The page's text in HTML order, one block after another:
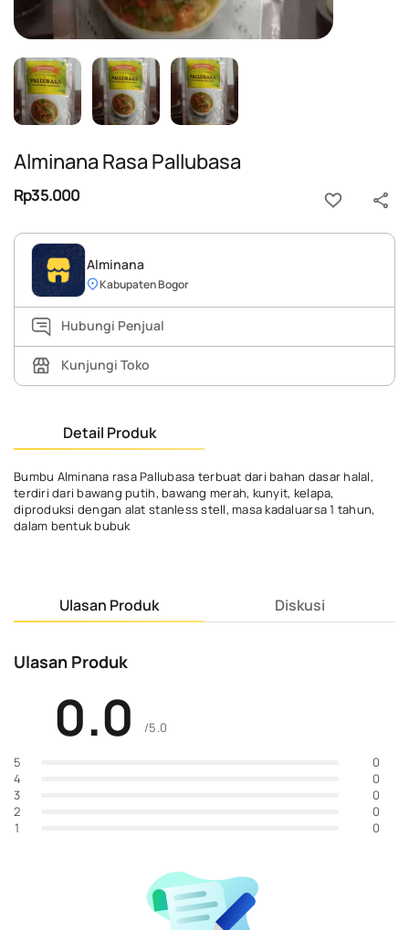
Alminana Rasa Pallubasa
Rp35.000
Alminana
Kabupaten Bogor
Hubungi Penjual
Kunjungi Toko
Detail Produk
Bumbu Alminana rasa Pallubasa terbuat dari bahan dasar halal,
terdiri dari bawang putih, bawang merah, kunyit, kelapa,
diproduksi dengan alat stanless stell, masa kadaluarsa 1 tahun,
dalam bentuk bubuk
Ulasan Produk Diskusi
Ulasan Produk
0.0 /5.0
5
0
4
0
3
0
2
0
1
0